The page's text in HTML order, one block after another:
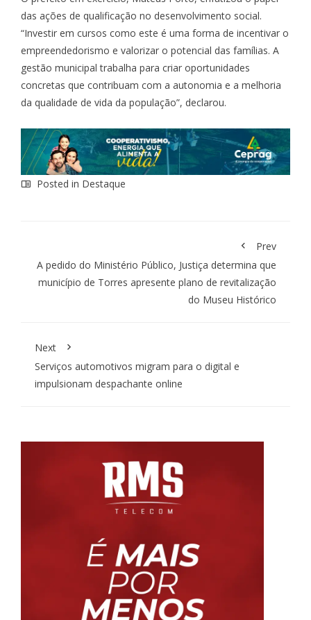
das ações de qualificação no desenvolvimento social.
“Investir em cursos como este é uma forma de incentivar o
empreendedorismo e valorizar o potencial das famílias. A
gestão municipal trabalha para criar oportunidades
concretas que contribuam com a autonomia e a melhoria
da qualidade de vida da população”, declarou.
Posted in Destaque
Prev
A pedido do Ministério Público, Justiça determina que
município de Torres apresente plano de revitalização
do Museu Histórico
Next
Serviços automotivos migram para o digital e
impulsionam despachante online